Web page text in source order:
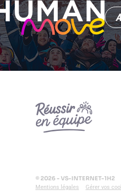
© 2026 - VS-INTERNET-1H2
Mentions légales Gérer vos